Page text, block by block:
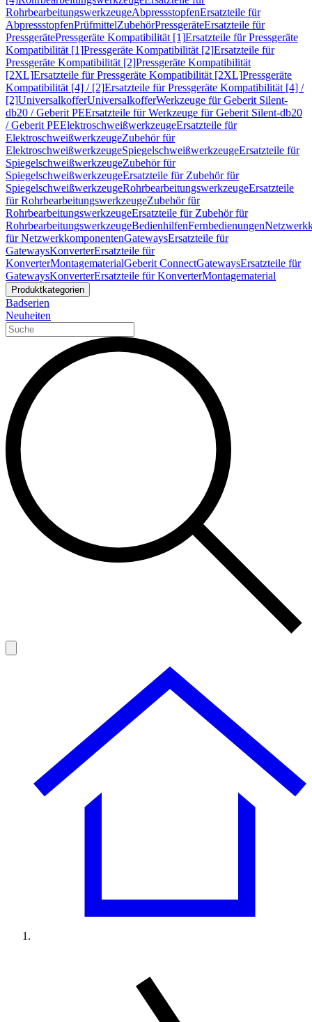
RohrbearbeitungswerkzeugeAbpressstopfenErsatzteile für
AbpressstopfenPrüfmittelZubehörPressgeräteErsatzteile für
PressgerätePressgeräte Kompatibilität [1]Ersatzteile für Pressgeräte
Kompatibilität [1]Pressgeräte Kompatibilität [2]Ersatzteile für
Pressgeräte Kompatibilität [2]Pressgeräte Kompatibilität
[2XL]Ersatzteile für Pressgeräte Kompatibilität [2XL]Pressgeräte
Kompatibilität [4] / [2]Ersatzteile für Pressgeräte Kompatibilität [4] /
[2]UniversalkofferUniversalkofferWerkzeuge für Geberit Silent-
db20 / Geberit PEErsatzteile für Werkzeuge für Geberit Silent-db20
/ Geberit PEElektroschweißwerkzeugeErsatzteile für
ElektroschweißwerkzeugeZubehör für
ElektroschweißwerkzeugeSpiegelschweißwerkzeugeErsatzteile für
SpiegelschweißwerkzeugeZubehör für
SpiegelschweißwerkzeugeErsatzteile für Zubehör für
SpiegelschweißwerkzeugeRohrbearbeitungswerkzeugeErsatzteile
für RohrbearbeitungswerkzeugeZubehör für
RohrbearbeitungswerkzeugeErsatzteile für Zubehör für
RohrbearbeitungswerkzeugeBedienhilfenFernbedienungen
für NetzwerkkomponentenGatewaysErsatzteile für
GatewaysKonverterErsatzteile für
KonverterMontagematerialGeberit ConnectGatewaysErsatzteile für
GatewaysKonverterErsatzteile für KonverterMontagematerial
Produktkategorien
Badserien
Neuheiten